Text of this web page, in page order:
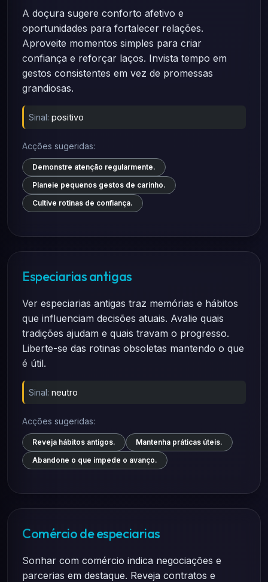
A doçura sugere conforto afetivo e
oportunidades para fortalecer relações.
Aproveite momentos simples para criar
confiança e reforçar laços. Invista tempo em
gestos consistentes em vez de promessas
grandiosas.
Sinal: positivo
Acções sugeridas:
Demonstre atenção regularmente.
Planeie pequenos gestos de carinho.
Cultive rotinas de confiança.
Especiarias antigas
Ver especiarias antigas traz memórias e hábitos
que influenciam decisões atuais. Avalie quais
tradições ajudam e quais travam o progresso.
Liberte-se das rotinas obsoletas mantendo o que
é útil.
Sinal: neutro
Acções sugeridas:
Reveja hábitos antigos.
Mantenha práticas úteis.
Abandone o que impede o avanço.
Comércio de especiarias
Sonhar com comércio indica negociações e
parcerias em destaque. Reveja contratos e